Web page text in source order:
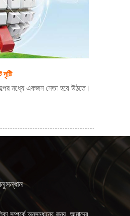
মধ্যে একজন নেতা হয়ে উঠতে।
সম্পর্কে অনুসন্ধানের জন্য, আমাদের